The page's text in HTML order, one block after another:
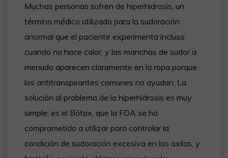
Muchas personas sufren de hiperhidrosis, un
término médico utilizado para la sudoración
anormal que el paciente experimenta incluso
cuando no hace calor, y las manchas de sudor a
menudo aparecen claramente en la ropa porque
los antitranspirantes comunes no ayudan. La
solución al problema de la hiperhidrosis es muy
simple; es el Bótox, que la FDA se ha
comprometido a utilizar para controlar la
condición de sudoración excesiva en las axilas, y